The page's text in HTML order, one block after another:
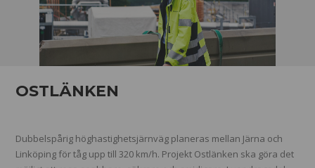
OSTLÄNKEN
Dubbelspårig höghastighetsjärnväg planeras mellan Järna och
Linköping för tåg upp till 320 km/h. Projekt Ostlänken ska göra det